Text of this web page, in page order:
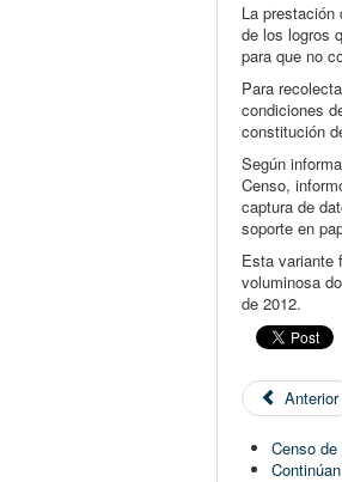
La
de los logros
para que no
Para
condiciones
constitución
Según
Censo,
captura de
soporte en
Esta variante
voluminosa
de 2012.
Anterior
Censo